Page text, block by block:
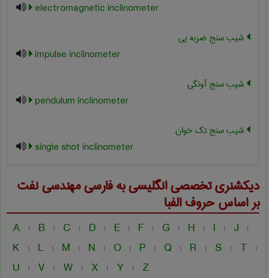
electromagnetic inclinometer
شیب سنج ضربه یی
impulse inclinometer
شیب سنج آونگی
pendulum inclinometer
شیب سنج تک خوان
single shot inclinometer
دیکشنری تخصصی انگلیسی به فارسیمهندسی نفت
بر اساس حروف الفبا
A | B | C | D | E | F | G | H | I | J |
K | L | M | N | O | P | Q | R | S | T |
U | V | W | X | Y | Z